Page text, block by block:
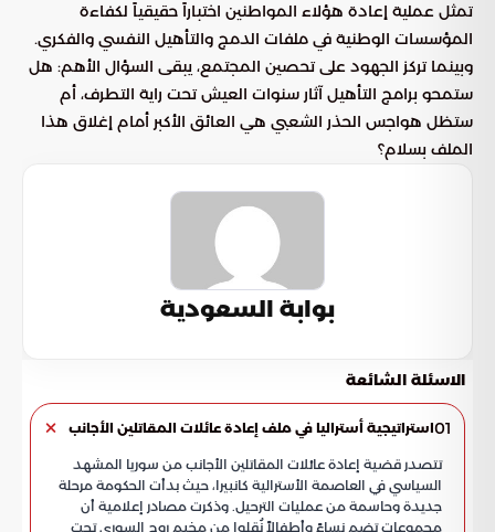
تمثل عملية إعادة هؤلاء المواطنين اختباراً حقيقياً لكفاءة
المؤسسات الوطنية في ملفات الدمج والتأهيل النفسي والفكري.
وبينما تركز الجهود على تحصين المجتمع، يبقى السؤال الأهم: هل
ستمحو برامج التأهيل آثار سنوات العيش تحت راية التطرف، أم
ستظل هواجس الحذر الشعبي هي العائق الأكبر أمام إغلاق هذا
الملف بسلام؟
بوابة السعودية
الاسئلة الشائعة
01استراتيجية أستراليا في ملف إعادة عائلات المقاتلين الأجانب
تتصدر قضية إعادة عائلات المقاتلين الأجانب من سوريا المشهد
السياسي في العاصمة الأسترالية كانبيرا، حيث بدأت الحكومة مرحلة
جديدة وحاسمة من عمليات الترحيل. وذكرت مصادر إعلامية أن
مجموعات تضم نساءً وأطفالاً نُقلوا من مخيم روج السوري تحت